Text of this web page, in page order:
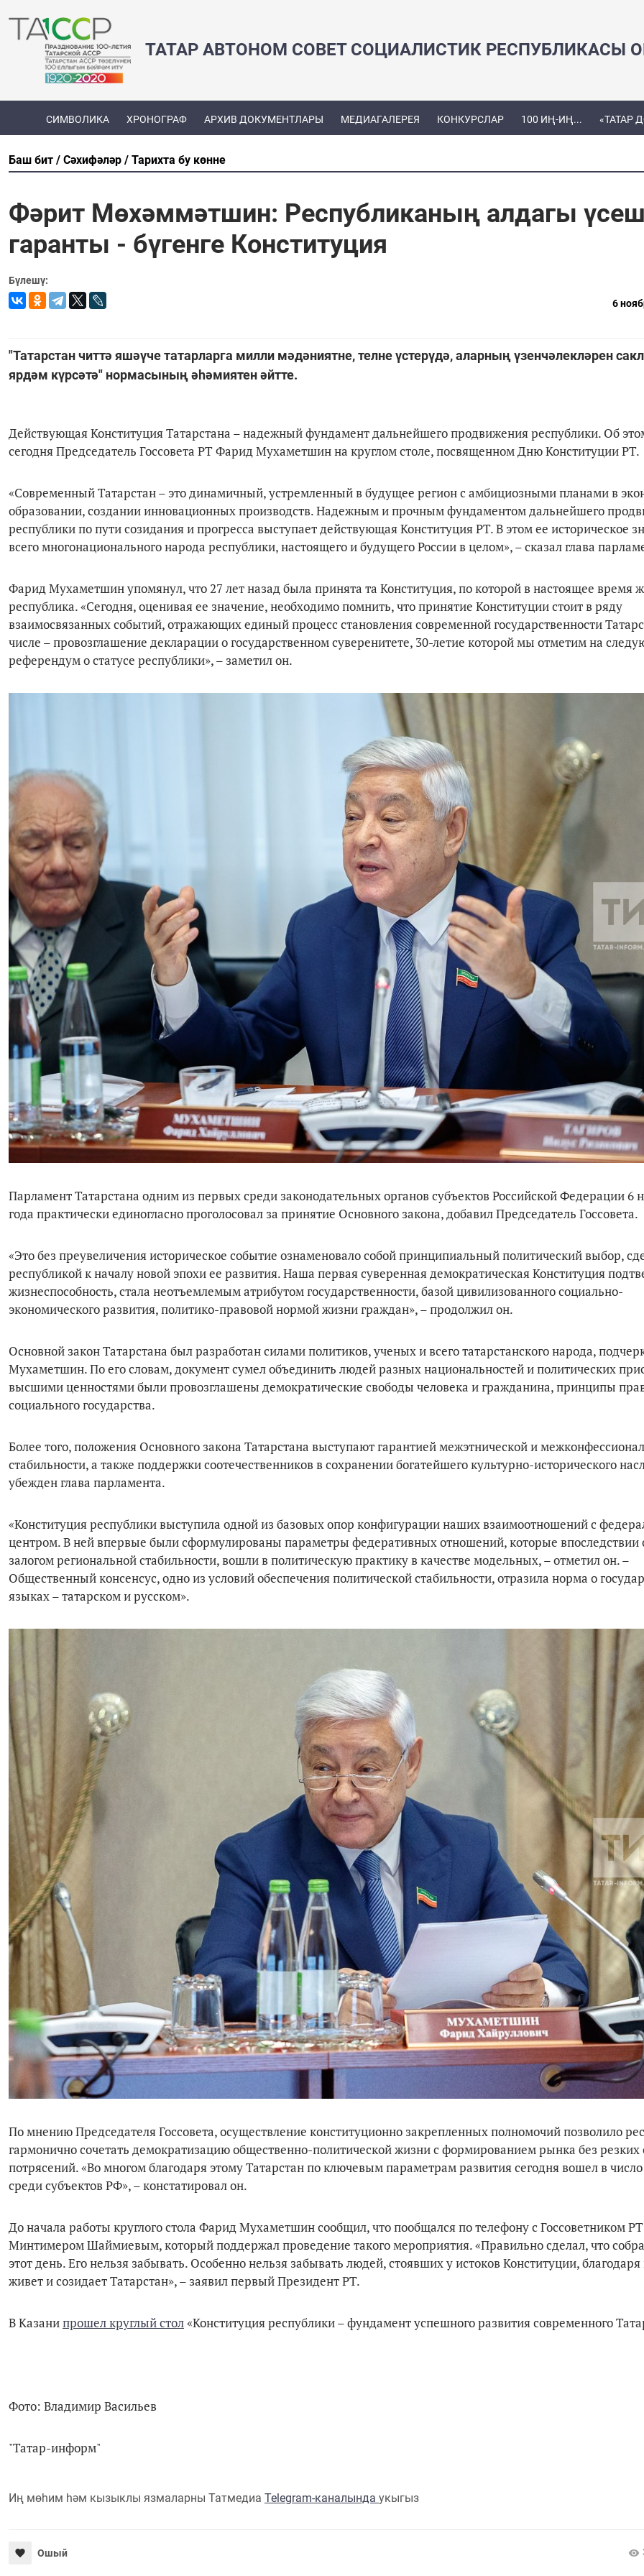
ТАТАР АВТОНОМ СОВЕТ СОЦИАЛИСТИК РЕСПУБЛИКАСЫ
СИМВОЛИКА ХРОНОГРАФ АРХИВ ДОКУМЕНТЛАРЫ МЕДИАГАЛЕРЕЯ КОНКУРСЛАР 100 ИҢ-ИҢ... «ТАТАР
Баш бит Сәхифәләр Тарихта бу көнне
Фәрит Мөхәммәтшин: Республиканың алдагы үсеш
гаранты - бүгенге Конституция
Бүлешү:
6
"Татарстан читтә яшәүче татарларга милли мәдәниятне, телне үстерүдә, аларның үзенчәлекләрен
ярдәм күрсәтә" нормасының әһәмиятен әйтте.
Действующая Конституция Татарстана – надежный фундамент дальнейшего продвижения республики. Об
сегодня Председатель Госсовета РТ Фарид Мухаметшин на круглом столе, посвященном Дню Конституции РТ.
«Современный Татарстан – это динамичный, устремленный в будущее регион с амбициозными планами в
образовании, создании инновационных производств. Надежным и прочным фундаментом дальнейшего
республики по пути созидания и прогресса выступает действующая Конституция РТ. В этом ее историческое
всего многонационального народа республики, настоящего и будущего России в целом», – сказал глава
Фарид Мухаметшин упомянул, что 27 лет назад была принята та Конституция, по которой в настоящее время
республика. «Сегодня, оценивая ее значение, необходимо помнить, что принятие Конституции стоит в ряду
взаимосвязанных событий, отражающих единый процесс становления современной государственности
числе – провозглашение декларации о государственном суверенитете, 30-летие которой мы отметим на
референдум о статусе республики», – заметил он.
Парламент Татарстана одним из первых среди законодательных органов субъектов Российской Федерации 6
года практически единогласно проголосовал за принятие Основного закона, добавил Председатель Госсовета.
«Это без преувеличения историческое событие ознаменовало собой принципиальный политический выбор,
республикой к началу новой эпохи ее развития. Наша первая суверенная демократическая Конституция
жизнеспособность, стала неотъемлемым атрибутом государственности, базой цивилизованного социально-
экономического развития, политико-правовой нормой жизни граждан», – продолжил он.
Основной закон Татарстана был разработан силами политиков, ученых и всего татарстанского народа,
Мухаметшин. По его словам, документ сумел объединить людей разных национальностей и политических
высшими ценностями были провозглашены демократические свободы человека и гражданина, принципы
социального государства.
Более того, положения Основного закона Татарстана выступают гарантией межэтнической и
стабильности, а также поддержки соотечественников в сохранении богатейшего культурно-исторического
убежден глава парламента.
«Конституция республики выступила одной из базовых опор конфигурации наших взаимоотношений с
центром. В ней впервые были сформулированы параметры федеративных отношений, которые впоследствии
залогом региональной стабильности, вошли в политическую практику в качестве модельных, – отметил он. –
Общественный консенсус, одно из условий обеспечения политической стабильности, отразила норма о
языках – татарском и русском».
По мнению Председателя Госсовета, осуществление конституционно закрепленных полномочий позволило
гармонично сочетать демократизацию общественно-политической жизни с формированием рынка без
потрясений. «Во многом благодаря этому Татарстан по ключевым параметрам развития сегодня вошел в
среди субъектов РФ», – констатировал он.
До начала работы круглого стола Фарид Мухаметшин сообщил, что пообщался по телефону с Госсоветником РТ
Минтимером Шаймиевым, который поддержал проведение такого мероприятия. «Правильно сделал, что
этот день. Его нельзя забывать. Особенно нельзя забывать людей, стоявших у истоков Конституции,
живет и созидает Татарстан», – заявил первый Президент РТ.
В Казанипрошел круглый стол«Конституция республики – фундамент успешного развития современного
Фото: Владимир Васильев
"Татар-информ"
Иң мөһим һәм кызыклы язмаларны Татмедиа Telegram-каналында укыгыз
Ошый